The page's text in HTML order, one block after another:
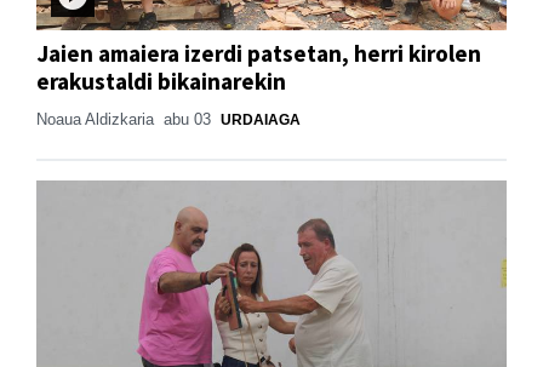
Jaien amaiera izerdi patsetan, herri kirolen
erakustaldi bikainarekin
Noaua Aldizkaria abu 03 URDAIAGA